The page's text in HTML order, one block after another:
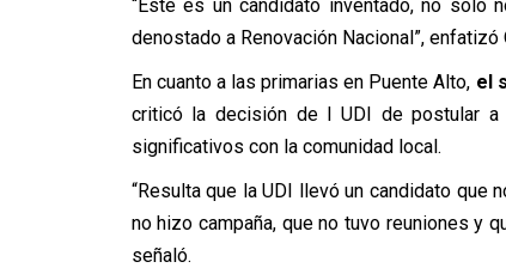
“Este es un candidato inventado, no solo
denostado a Renovación Nacional”, enfatizó
En cuanto a las primarias en Puente Alto, el
criticó la decisión de l UDI de postular a
significativos con la comunidad local.
“Resulta que la UDI llevó un candidato que
no hizo campaña, que no tuvo reuniones y
señaló.